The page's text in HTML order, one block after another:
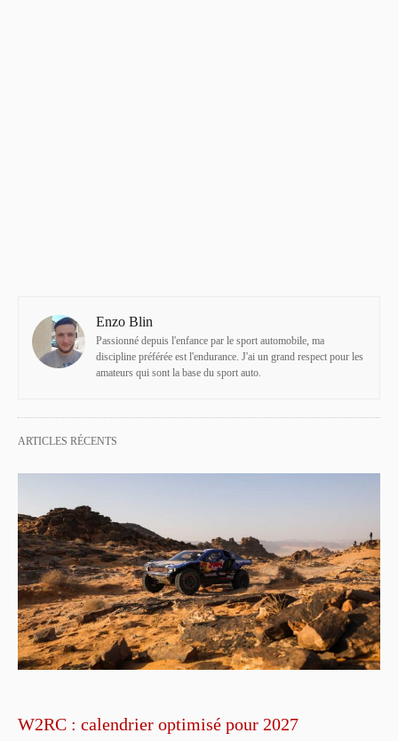
Enzo Blin
Passionné depuis l'enfance par le sport automobile, ma
discipline préférée est l'endurance. J'ai un grand respect pour les
amateurs qui sont la base du sport auto.
ARTICLES RÉCENTS
W2RC : calendrier optimisé pour 2027